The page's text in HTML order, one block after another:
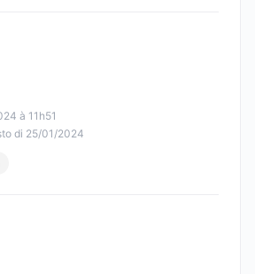
à 11h51
di 25/01/2024